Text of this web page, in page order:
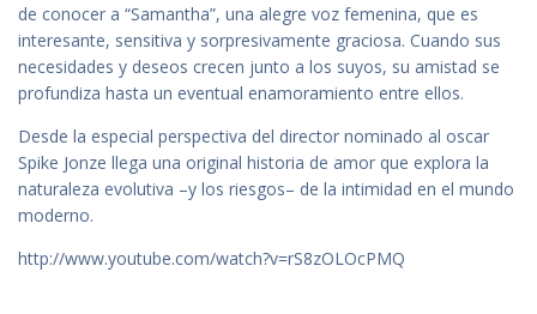
de conocer a “Samantha”, una alegre voz femenina, que es
interesante, sensitiva y sorpresivamente graciosa. Cuando sus
necesidades y deseos crecen junto a los suyos, su amistad se
profundiza hasta un eventual enamoramiento entre ellos.
Desde la especial perspectiva del director nominado al oscar
Spike Jonze llega una original historia de amor que explora la
naturaleza evolutiva –y los riesgos– de la intimidad en el mundo
moderno.
http://www.youtube.com/watch?v=rS8zOLOcPMQ